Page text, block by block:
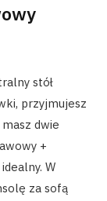
stół
przyjmujesz
dwie
+
W
za sofą